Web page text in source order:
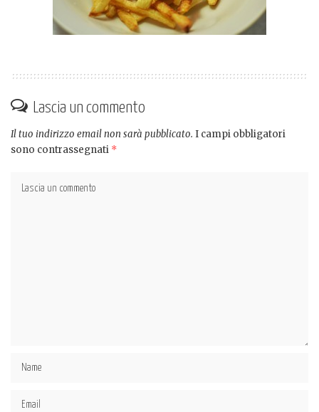
Lascia un commento
Il tuo indirizzo email non sarà pubblicato. I campi obbligatori
sono contrassegnati *